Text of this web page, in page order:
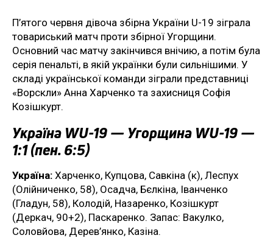
П’ятого червня дівоча збірна України U-19 зіграла
товариський матч проти збірної Угорщини.
Основний час матчу закінчився внічию, а потім була
серія пенальті, в якій українки були сильнішими. У
складі української команди зіграли представниці
«Ворскли» Анна Харченко та захисниця Софія
Козішкурт.
Україна WU-19 — Угорщина WU-19 —
1:1 (пен. 6:5)
Україна: Харченко, Купцова, Савкіна (к), Леспух
(Олійниченко, 58), Осадча, Бєлкіна, Іванченко
(Гладун, 58), Колодій, Назаренко, Козішкурт
(Деркач, 90+2), Паскаренко. Запас: Вакулко,
Соловйова, Дерев’янко, Казіна.